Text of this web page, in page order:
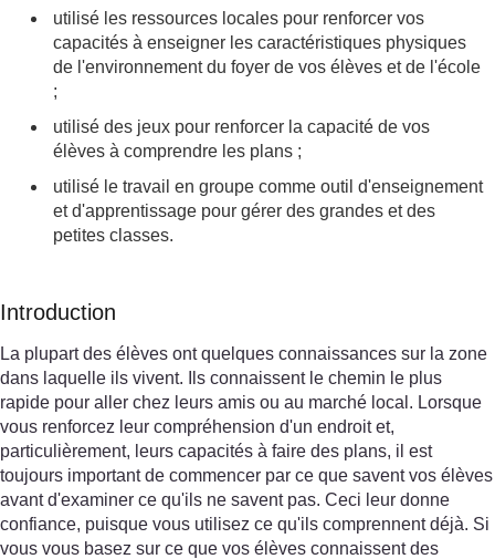
utilisé les ressources locales pour renforcer vos
capacités à enseigner les caractéristiques physiques
de l'environnement du foyer de vos élèves et de l'école
;
utilisé des jeux pour renforcer la capacité de vos
élèves à comprendre les plans ;
utilisé le travail en groupe comme outil d'enseignement
et d'apprentissage pour gérer des grandes et des
petites classes.
Introduction
La plupart des élèves ont quelques connaissances sur la zone
dans laquelle ils vivent. Ils connaissent le chemin le plus
rapide pour aller chez leurs amis ou au marché local. Lorsque
vous renforcez leur compréhension d'un endroit et,
particulièrement, leurs capacités à faire des plans, il est
toujours important de commencer par ce que savent vos élèves
avant d'examiner ce qu'ils ne savent pas. Ceci leur donne
confiance, puisque vous utilisez ce qu'ils comprennent déjà. Si
vous vous basez sur ce que vos élèves connaissent des